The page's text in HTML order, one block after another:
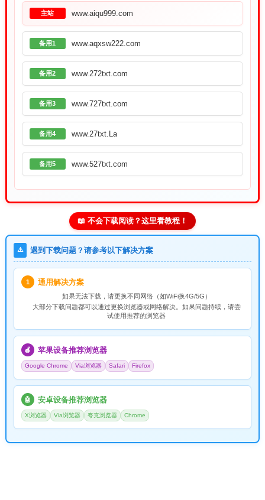
主站 www.aiqu999.com
备用1 www.aqxsw222.com
备用2 www.272txt.com
备用3 www.727txt.com
备用4 www.27txt.La
备用5 www.527txt.com
📖 不会下载阅读？这里看教程！
⚠️ 遇到下载问题？请参考以下解决方案
1 通用解决方案
如果无法下载，请更换不同网络（如WiFi换4G/5G）
大部分下载问题都可以通过更换浏览器或网络解决。如果问题持续，请尝
试使用推荐的浏览器
🍎 苹果设备推荐浏览器
Google Chrome Via浏览器 Safari Firefox
🤖 安卓设备推荐浏览器
X浏览器 Via浏览器 夸克浏览器 Chrome